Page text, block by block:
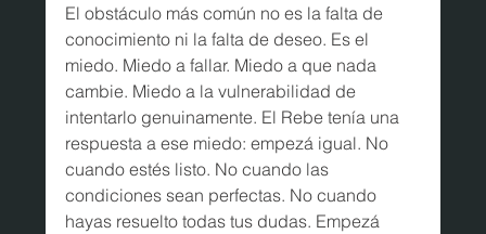
El obstáculo más común no es la falta de
conocimiento ni la falta de deseo. Es el
miedo. Miedo a fallar. Miedo a que nada
cambie. Miedo a la vulnerabilidad de
intentarlo genuinamente. El Rebe tenía una
respuesta a ese miedo: empezá igual. No
cuando estés listo. No cuando las
condiciones sean perfectas. No cuando
hayas resuelto todas tus dudas. Empezá